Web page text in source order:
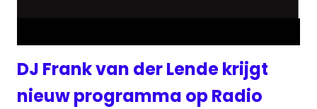
DJ Frank van der Lende krijgt
nieuw programma op Radio